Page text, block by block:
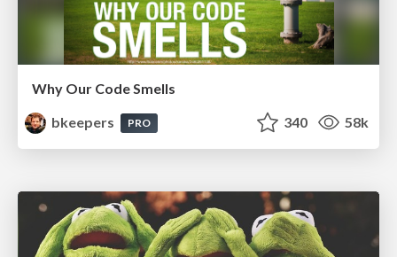
Why Our Code Smells
bkeepers
PRO 340 58k